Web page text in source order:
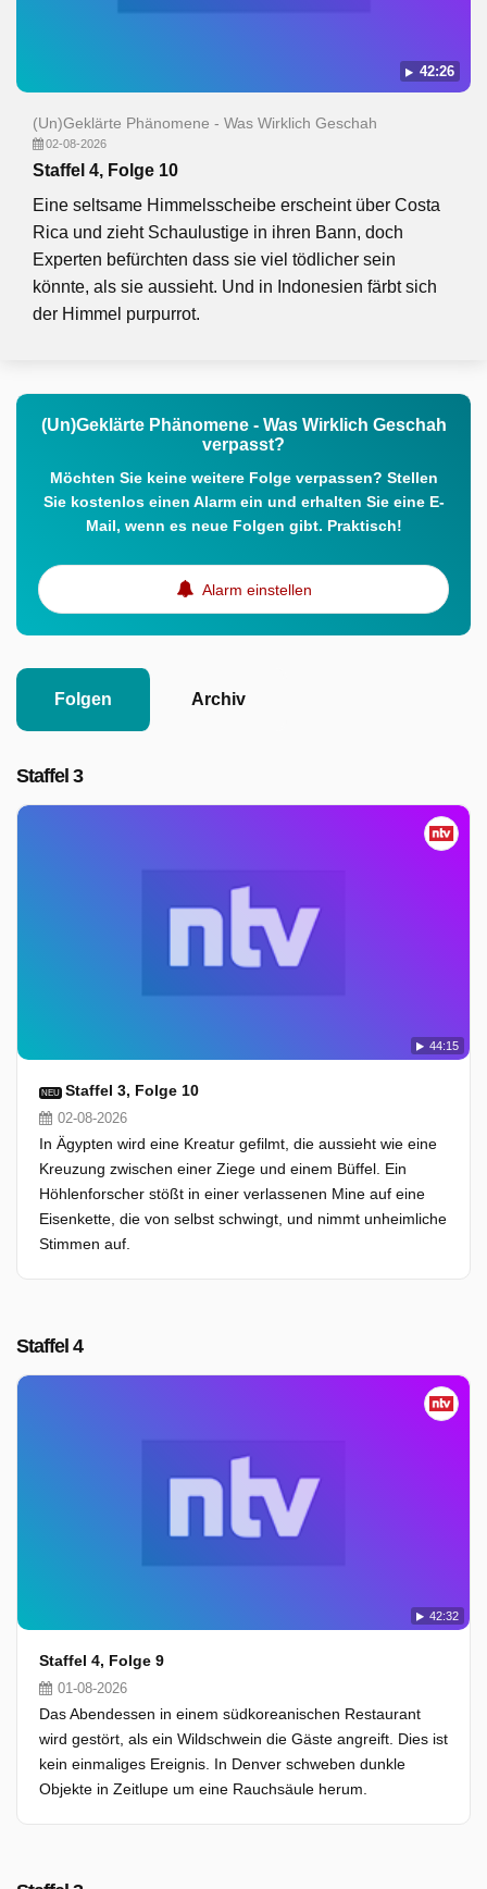
42:26
(Un)Geklärte Phänomene - Was Wirklich Geschah
02-08-2026
Staffel 4, Folge 10
Eine seltsame Himmelsscheibe erscheint über Costa
Rica und zieht Schaulustige in ihren Bann, doch
Experten befürchten dass sie viel tödlicher sein
könnte, als sie aussieht. Und in Indonesien färbt sich
der Himmel purpurrot.
(Un)Geklärte Phänomene - Was Wirklich Geschah
verpasst?
Möchten Sie keine weitere Folge verpassen? Stellen
Sie kostenlos einen Alarm ein und erhalten Sie eine E-
Mail, wenn es neue Folgen gibt. Praktisch!
Alarm einstellen
Folgen Archiv
Staffel 3
44:15
NEU Staffel 3, Folge 10
02-08-2026
In Ägypten wird eine Kreatur gefilmt, die aussieht wie eine
Kreuzung zwischen einer Ziege und einem Büffel. Ein
Höhlenforscher stößt in einer verlassenen Mine auf eine
Eisenkette, die von selbst schwingt, und nimmt unheimliche
Stimmen auf.
Staffel 4
42:32
Staffel 4, Folge 9
01-08-2026
Das Abendessen in einem südkoreanischen Restaurant
wird gestört, als ein Wildschwein die Gäste angreift. Dies ist
kein einmaliges Ereignis. In Denver schweben dunkle
Objekte in Zeitlupe um eine Rauchsäule herum.